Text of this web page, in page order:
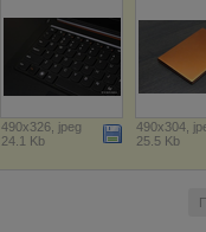
490x326, jpeg
24.1 Kb
490x304,
25.5 Kb